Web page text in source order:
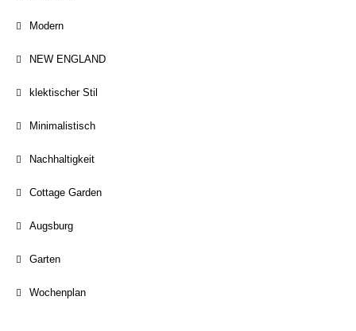
Modern
NEW ENGLAND
klektischer Stil
Minimalistisch
Nachhaltigkeit
Cottage Garden
Augsburg
Garten
Wochenplan